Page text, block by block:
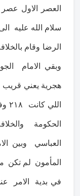
العصر الاول عصر
الرضا وقام
الحكومة
العباسي وبين
المأمون لم تكن
في بدية الامر